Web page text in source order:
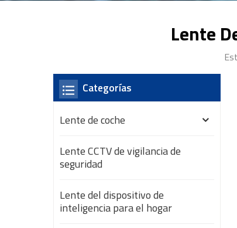
Lente
Categorías
Lente de coche
Lente CCTV de vigilancia de
seguridad
Lente del dispositivo de
inteligencia para el hogar